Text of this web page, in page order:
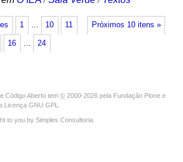
Próximos 10 itens »
1 … 10 11
16 … 24
Código Aberto tem © 2000-2026 pela Fundação Plone e
Licença GNU GPL
to you by Simples Consultoria